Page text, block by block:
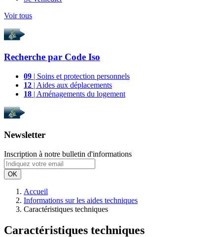
Voir tous
Recherche par Code Iso
09 | Soins et protection personnels
12 | Aides aux déplacements
18 | Aménagements du logement
Newsletter
Inscription à notre bulletin d'informations
OK
Accueil
Informations sur les aides techniques
Caractéristiques techniques
Caractéristiques techniques